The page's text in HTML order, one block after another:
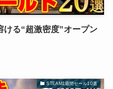
ける“超激密度”オープン
STEAM1週間セール10選